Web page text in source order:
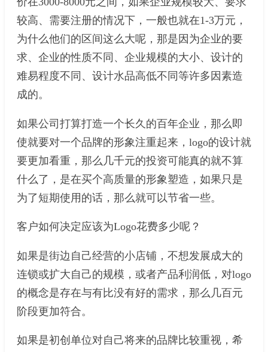
较高、需要注册的情况下，一般也就在1-3万元，
为什么他们的区间这么大呢，那是因为企业的要
求、企业的性质不同、企业规模的大小、设计的
难易程度不同、设计水品高低不同等许多因素造
成的。
如果公司打算打造一个长久的百年企业，那么即
使就要对一个品牌的形象注重起来，logo的设计就
要更加看重，那么几千元的投资可能真的就不算
什么了，是在买个高质量的形象塑造，如果只是
为了短期使用的话，那么就可以节省一些。
客户如何决定应该为Logo花费多少呢？
如果是街边自己经营的小店铺，不想发展成大的
连锁或扩大自己的规模，或者产品利润低，对logo
的概念是存在与有比没有好的需求，那么几百元
阶段更加符合。
如果是初创单位对自己将来的品牌比较重视，希